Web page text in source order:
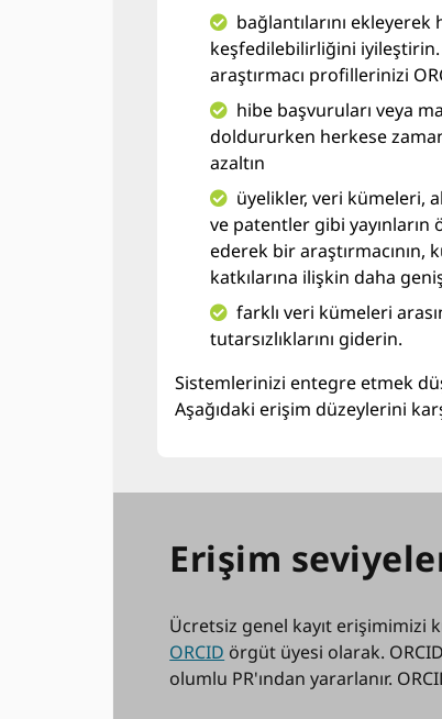
bağlantılarını
keşfedilebilirliğini iyileştirin.
araştırmacı profillerinizi
hibe başvuruları veya
doldururken herkese
azaltın
üyelikler, veri kümeleri,
ve patentler gibi
ederek bir araştırmacının,
katkılarına ilişkin daha
farklı veri kümeleri
tutarsızlıklarını giderin.
Sistemlerinizi entegre etmek
Aşağıdaki erişim düzeylerini
Erişim
Ücretsiz genel kayıt erişimimizi
ORCID örgüt üyesi olarak.
olumlu PR'ından yararlanır.